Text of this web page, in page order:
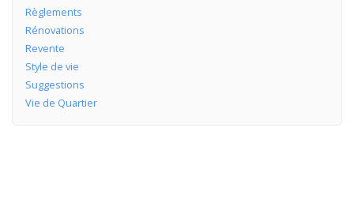
Règlements
Rénovations
Revente
Style de vie
Suggestions
Vie de Quartier